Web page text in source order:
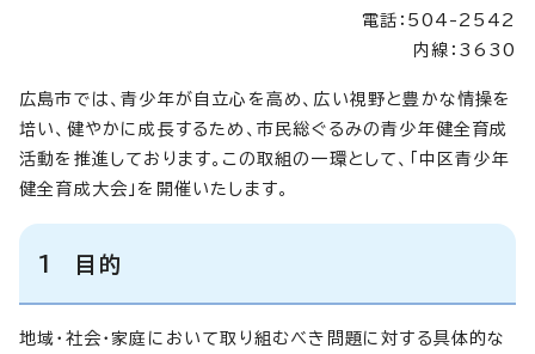
電話：504-2542
内線：3630
広島市では、青少年が自立心を高め、広い視野と豊かな情操を
培い、健やかに成長するため、市民総ぐるみの青少年健全育成
活動を推進しております。この取組の一環として、「中区青少年
健全育成大会」を開催いたします。
1 目的
地域・社会・家庭において取り組むべき問題に対する具体的な